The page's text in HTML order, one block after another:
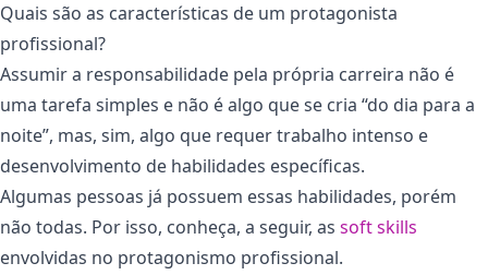
Quais são as características de um protagonista
profissional?
Assumir a responsabilidade pela própria carreira não é
uma tarefa simples e não é algo que se cria “do dia para a
noite”, mas, sim, algo que requer trabalho intenso e
desenvolvimento de habilidades específicas.
Algumas pessoas já possuem essas habilidades, porém
não todas. Por isso, conheça, a seguir, as soft skills
envolvidas no protagonismo profissional.